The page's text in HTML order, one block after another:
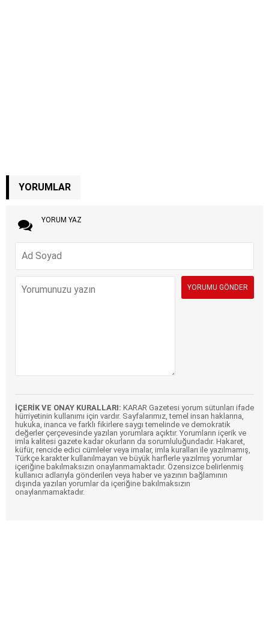
YORUMLAR
YORUM YAZ
İÇERİK VE ONAY KURALLARI: KARAR Gazetesi yorum sütunları ifade
hürriyetinin kullanımı için vardır. Sayfalarımız, temel insan haklarına,
hukuka, inanca ve farklı fikirlere saygı temelinde ve demokratik
değerler çerçevesinde yazılan yorumlara açıktır. Yorumların içerik ve
imla kalitesi gazete kadar okurların da sorumluluğundadır. Hakaret,
küfür, rencide edici cümleler veya imalar, imla kuralları ile yazılmamış,
Türkçe karakter kullanılmayan ve büyük harflerle yazılmış yorumlar
içeriğine bakılmaksızın onaylanmamaktadır. Özensizce belirlenmiş
kullanıcı adlarıyla gönderilen veya haber ve yazının bağlamının
dışında yazılan yorumlar da içeriğine bakılmaksızın
onaylanmamaktadır.